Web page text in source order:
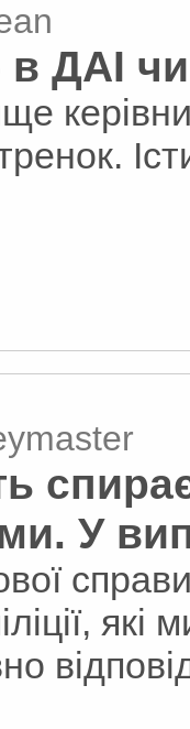
в ДАІ
У